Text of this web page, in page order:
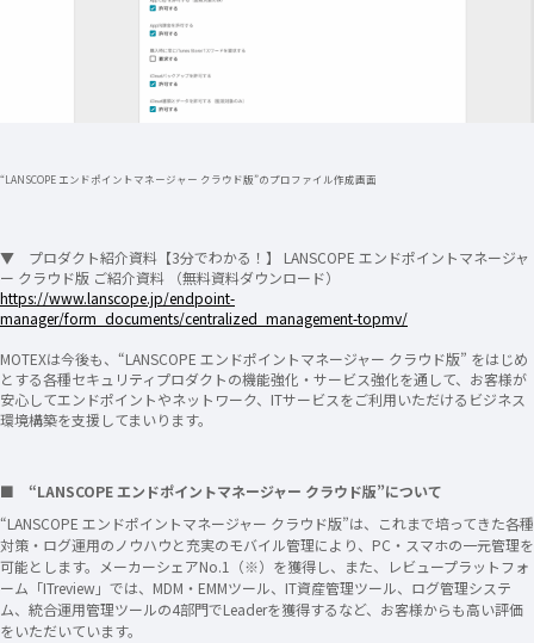
“LANSCOPE エンドポイントマネージャー クラウド版”のプロファイル作成画面
▼ プロダクト紹介資料【3分でわかる！】 LANSCOPE エンドポイントマネージャ
ー クラウド版 ご紹介資料 （無料資料ダウンロード）
https://www.lanscope.jp/endpoint-
manager/form_documents/centralized_management-topmv/
MOTEXは今後も、“LANSCOPE エンドポイントマネージャー クラウド版” をはじめ
とする各種セキュリティプロダクトの機能強化・サービス強化を通して、お客様が
安心してエンドポイントやネットワーク、ITサービスをご利用いただけるビジネス
環境構築を支援してまいります。
■ “LANSCOPE エンドポイントマネージャー クラウド版”について
“LANSCOPE エンドポイントマネージャー クラウド版”は、これまで培ってきた各種
対策・ログ運用のノウハウと充実のモバイル管理により、PC・スマホの一元管理を
可能とします。メーカーシェアNo.1（※）を獲得し、また、レビュープラットフォ
ーム「ITreview」では、MDM・EMMツール、IT資産管理ツール、ログ管理システ
ム、統合運用管理ツールの4部門でLeaderを獲得するなど、お客様からも高い評価
をいただいています。